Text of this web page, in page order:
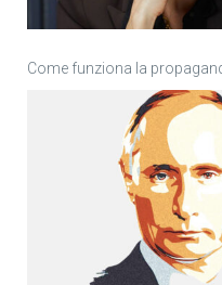
Come funziona la